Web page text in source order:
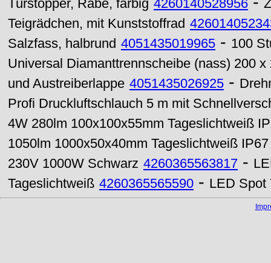
Türstopper, Rabe, farbig 4260140528956
Teigrädchen, mit Kunststoffrad
Salzfass, halbrund 4051435019965 - 100
Universal Diamanttrennscheibe (nass) 200 x
und Austreiberlappe 4051435026925 -
Profi Druckluftschlauch 5 m mit
4W 280lm 100x100x55mm Tageslichtweiß
1050lm 1000x50x40mm Tageslichtweiß IP67
230V 1000W Schwarz 4260365563817 -
Tageslichtweiß 4260365565590 - LED Spot